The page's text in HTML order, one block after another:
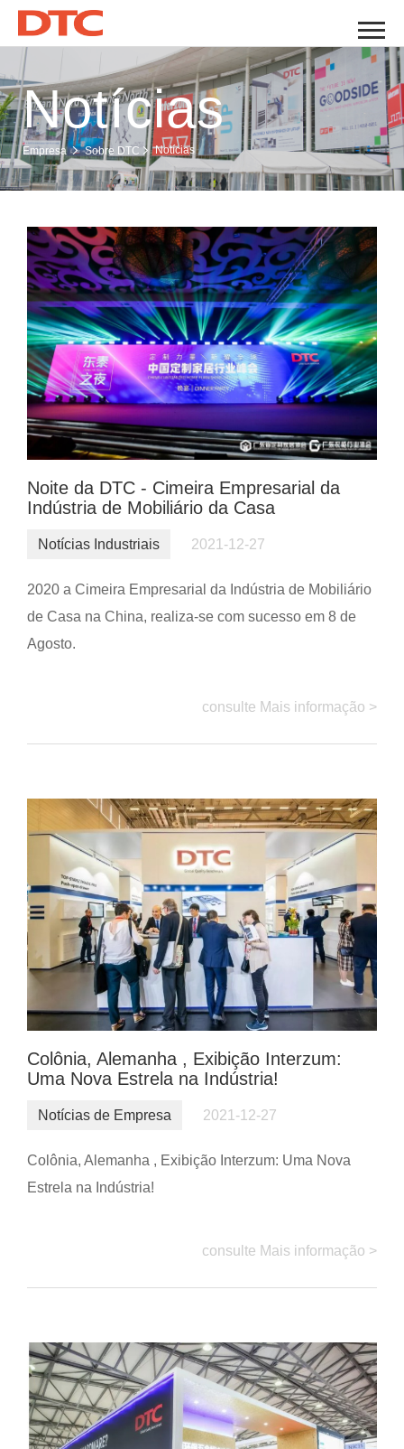
Notícias
Empresa Sobre DTC Notícias
Noite da DTC - Cimeira Empresarial da
Indústria de Mobiliário da Casa
Notícias Industriais 2021-12-27
2020 a Cimeira Empresarial da Indústria de Mobiliário
de Casa na China, realiza-se com sucesso em 8 de
Agosto.
consulte Mais informação >
Colônia, Alemanha , Exibição Interzum:
Uma Nova Estrela na Indústria!
Notícias de Empresa 2021-12-27
Colônia, Alemanha , Exibição Interzum: Uma Nova
Estrela na Indústria!
consulte Mais informação >